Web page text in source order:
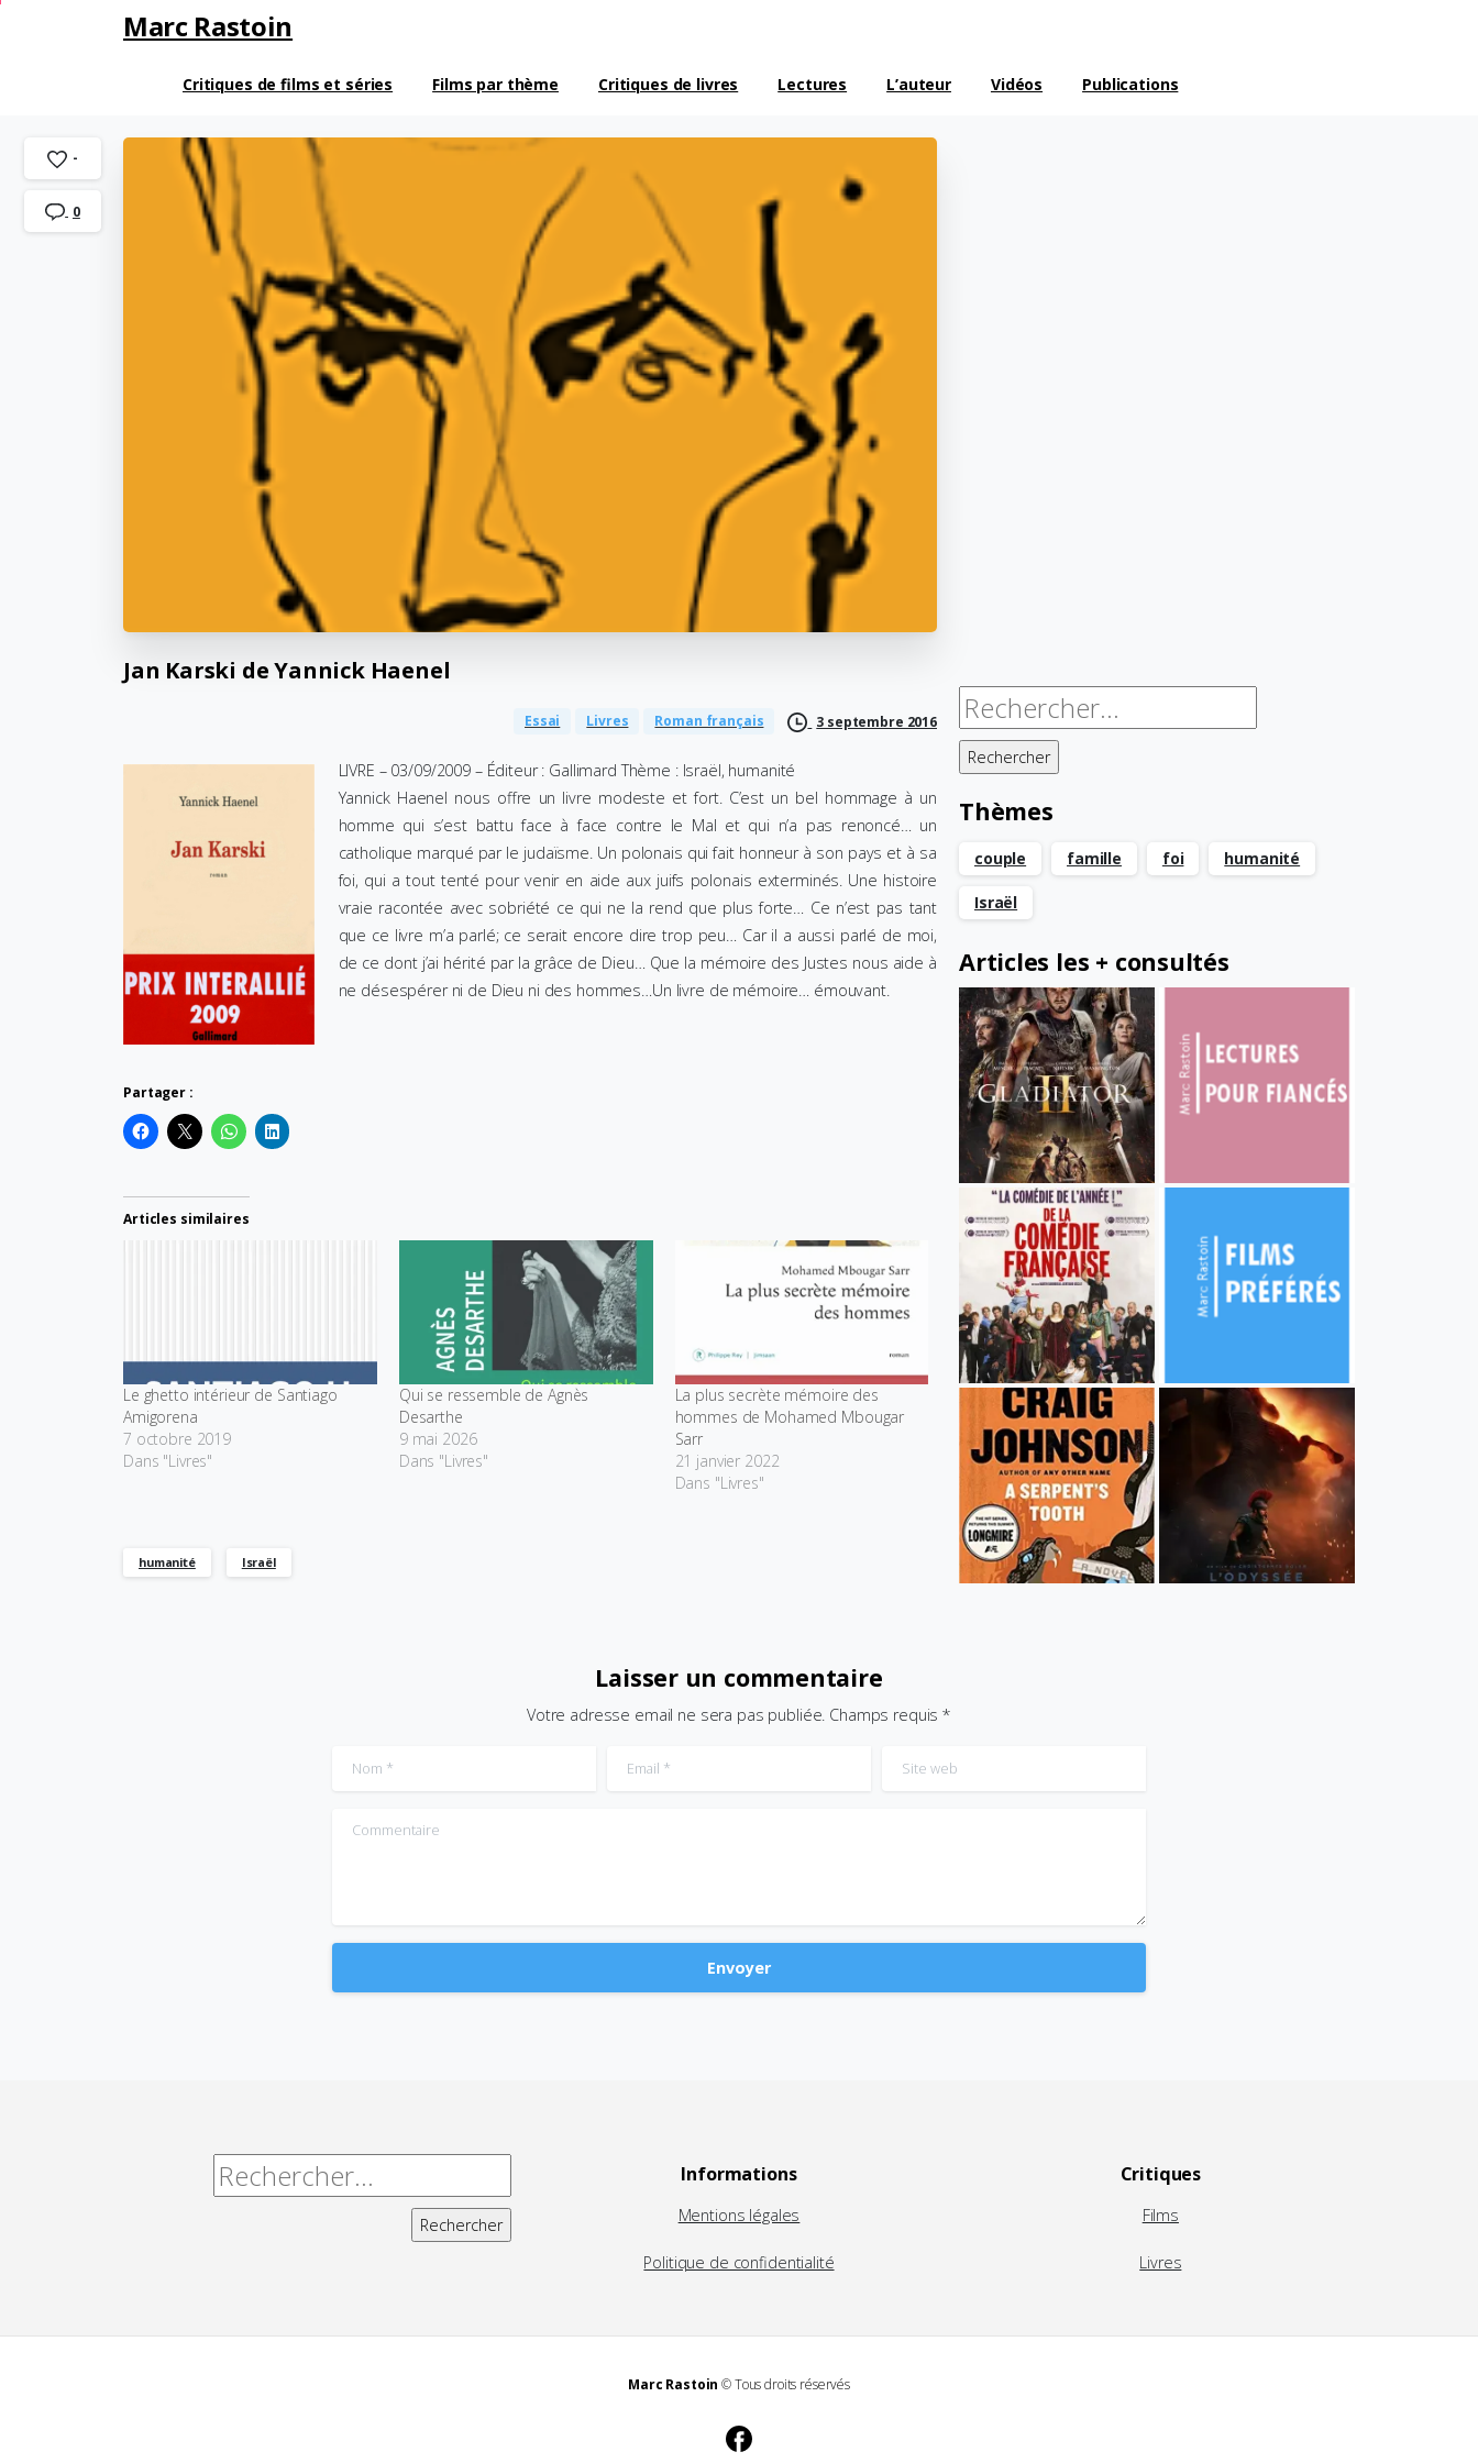
Marc Rastoin
Critiques de films et séries Films par thème Critiques de livres Lectures L’auteur Vidéos Publications
Jan Karski deYannick Haenel
Essai Livres Roman français 3 septembre 2016
LIVRE – 03/09/2009 – Éditeur : Gallimard Thème : Israël, humanité
Yannick Haenel nous offre un livre modeste et fort. C’est un bel hommage à un
homme qui s’est battu face à face contre le Mal et qui n’a pas renoncé… un
catholique marqué par le judaïsme. Un polonais qui fait honneur à son pays et à sa
foi, qui a tout tenté pour venir en aide aux juifs polonais exterminés. Une histoire
vraie racontée avec sobriété ce qui ne la rend que plus forte… Ce n’est pas tant
que ce livre m’a parlé; ce serait encore dire trop peu… Car il a aussi parlé de moi,
de ce dont j’ai hérité par la grâce de Dieu… Que la mémoire des Justes nous aide à
ne désespérer ni de Dieu ni des hommes…Un livre de mémoire… émouvant.
Partager :
Articles similaires
Le ghetto intérieur de Santiago
Amigorena
7 octobre 2019
Dans "Livres"
Qui se ressemble de Agnès
Desarthe
9 mai 2026
Dans "Livres"
La plus secrète mémoire des
hommes de Mohamed Mbougar
Sarr
21 janvier 2022
Dans "Livres"
humanité Israël
-
0
Rechercher :
Thèmes
couple famille foi humanité
Israël
Articles les + consultés
Laisser un commentaire
Votre adresse email ne sera pas publiée. Champs requis *
Nom Email Site web
Commentaire
Rechercher : Informations
Mentions légales
Politique de confidentialité
Critiques
Films
Livres
Marc Rastoin © Tous droits réservés